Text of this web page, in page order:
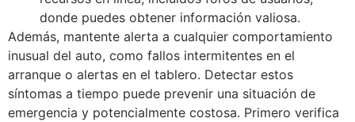
donde puedes obtener información valiosa.
Además, mantente alerta a cualquier comportamiento
inusual del auto, como fallos intermitentes en el
arranque o alertas en el tablero. Detectar estos
síntomas a tiempo puede prevenir una situación de
emergencia y potencialmente costosa. Primero verifica